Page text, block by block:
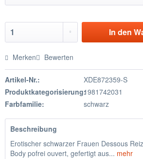
In den
Merken Bewerten
Artikel-Nr.:
XDE872359-S
Produktkategorisierung:1981742031
Farbfamilie:
schwarz
Beschreibung
Erotischer schwarzer Frauen Dessous
Body pofrei ouvert, gefertigt aus... mehr